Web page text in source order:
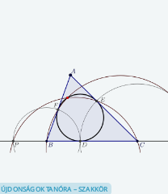
ÚJDONSÁGOK TANÓRA – SZAKKÖR